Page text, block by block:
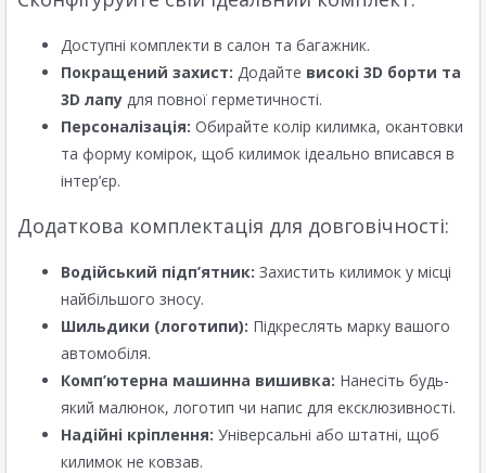
Доступні комплекти в салон та багажник.
Покращений захист: Додайте високі 3D борти та
3D лапу для повної герметичності.
Персоналізація: Обирайте колір килимка, окантовки
та форму комірок, щоб килимок ідеально вписався в
інтер’єр.
Додаткова комплектація для довговічності:
Водійський підп’ятник: Захистить килимок у місці
найбільшого зносу.
Шильдики (логотипи): Підкреслять марку вашого
автомобіля.
Комп’ютерна машинна вишивка: Нанесіть будь-
який малюнок, логотип чи напис для ексклюзивності.
Надійні кріплення: Універсальні або штатні, щоб
килимок не ковзав.